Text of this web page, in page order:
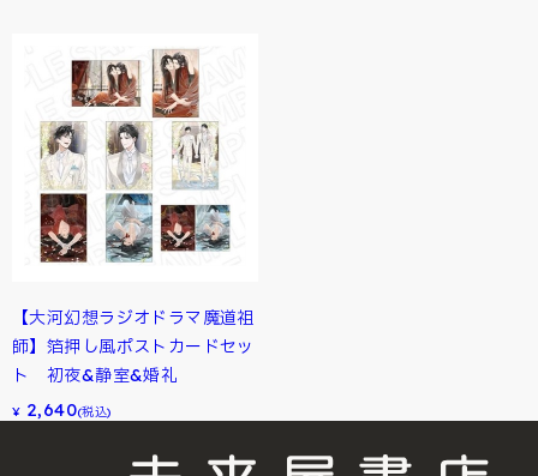
【大河幻想ラジオドラマ魔道祖
師】箔押し風ポストカードセッ
ト 初夜&静室&婚礼
¥ 2,640(税込)